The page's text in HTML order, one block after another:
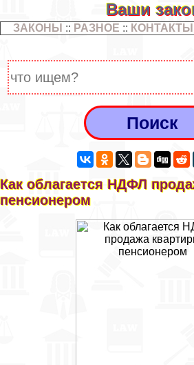
Ваши
ЗАКОНЫ :: РАЗНОЕ :: КОНТАКТЫ
Как облагается НДФЛ
пенсионером